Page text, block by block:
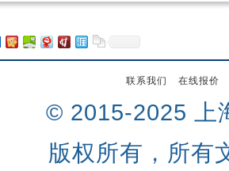
联系我们 在线报价
© 2015-2025 上
版权所有，所有